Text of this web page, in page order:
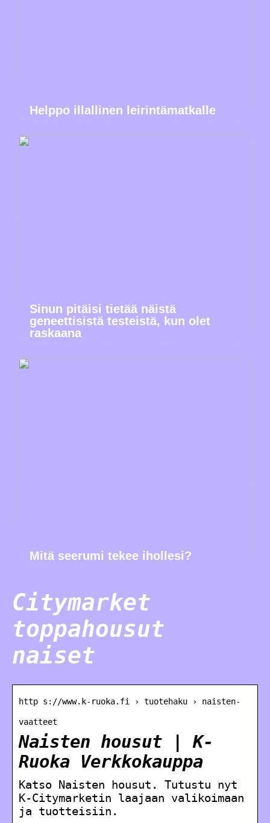
Helppo illallinen leirintämatkalle
Sinun pitäisi tietää näistä
geneettisistä testeistä, kun olet
raskaana
Mitä seerumi tekee ihollesi?
Citymarket
toppahousut
naiset
http s://www.k-ruoka.fi › tuotehaku › naisten-
vaatteet
Naisten housut | K-
Ruoka Verkkokauppa
Katso Naisten housut. Tutustu nyt
K-Citymarketin laajaan valikoimaan
ja tuotteisiin.